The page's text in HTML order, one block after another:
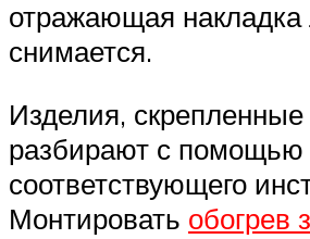
отражающая накладка
снимается.
Изделия,
разбирают с помощью
соответствующего
Монтировать обогрев